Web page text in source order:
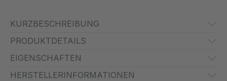
KURZBESCHREIBUNG
PRODUKTDETAILS
EIGENSCHAFTEN
HERSTELLERINFORMATIONEN